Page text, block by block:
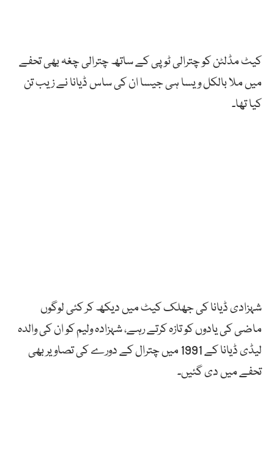
کیٹ مڈلٹن کو چترالی ٹوپی کے ساتھ چترالی چغہ بھی تحفے
میں ملا بالکل ویسا ہی جیسا ان کی ساس ڈیانا نے زیب تن
کیا تھا۔
شہزادی ڈیانا کی جھلک کیٹ میں دیکھ کر کئی لوگوں
ماضی کی یادوں کو تازہ کرتے رہے، شہزادہ ولیم کو ان کی والدہ
لیڈی ڈیانا کے 1991 میں چترال کے دورے کی تصاویر بھی
تحفے میں دی گئیں۔